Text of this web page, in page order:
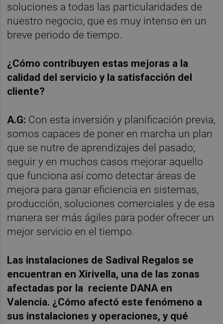
soluciones a todas las particularidades de
nuestro negocio, que es muy intenso en un
breve periodo de tiempo.
¿Cómo contribuyen estas mejoras a la
calidad del servicio y la satisfacción del
cliente?
A.G: Con esta inversión y planificación previa,
somos capaces de poner en marcha un plan
que se nutre de aprendizajes del pasado;
seguir y en muchos casos mejorar aquello
que funciona así como detectar áreas de
mejora para ganar eficiencia en sistemas,
producción, soluciones comerciales y de esa
manera ser más ágiles para poder ofrecer un
mejor servicio en el tiempo.
Las instalaciones de Sadival Regalos se
encuentran en Xirivella, una de las zonas
afectadas por la reciente DANA en
Valencia. ¿Cómo afectó este fenómeno a
sus instalaciones y operaciones, y qué